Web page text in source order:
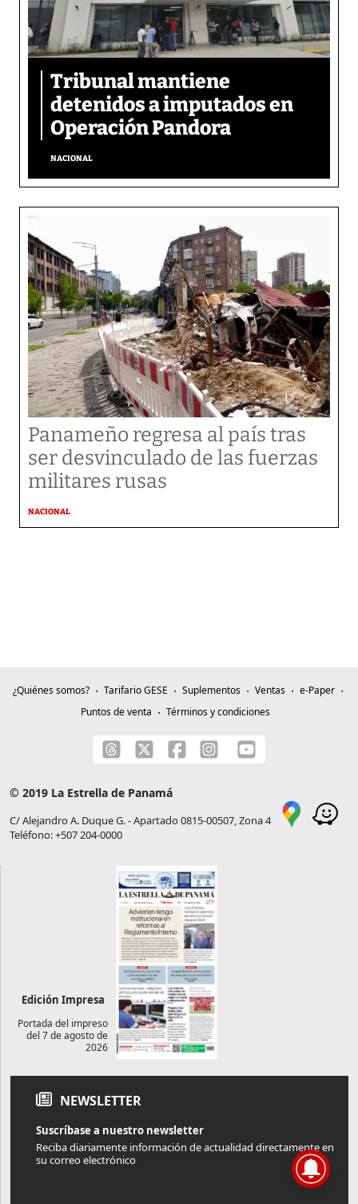
Tribunal mantiene
detenidos a imputados en
Operación Pandora
NACIONAL
Panameño regresa al país tras
ser desvinculado de las fuerzas
militares rusas
NACIONAL
¿Quiénes somos? Tarifario GESE Suplementos Ventas
e-Paper
Puntos de venta
Términos y condiciones
© 2019 La Estrella de Panamá
C/ Alejandro A. Duque G. - Apartado 0815-00507, Zona 4
Teléfono: +507 204-0000
Edición Impresa
Portada del impreso
del 7 de agosto de
2026
NEWSLETTER
Suscríbase a nuestro newsletter
Reciba diariamente información de actualidad directamente en
su correo electrónico